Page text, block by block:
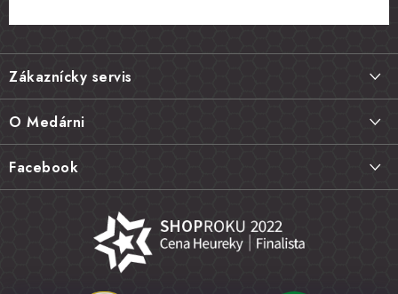
Z
á
p
ä
e
Zákaznícky servis
Vrátenie tovaru, výmena a reklamácie
Najčastejšie otázky FAQ
Hodnotenie obchodu
Obchodné podmienky
Ochrana osobných údajov
O Medárni
Náš príbeh
Kamenná predajňa
Facebook